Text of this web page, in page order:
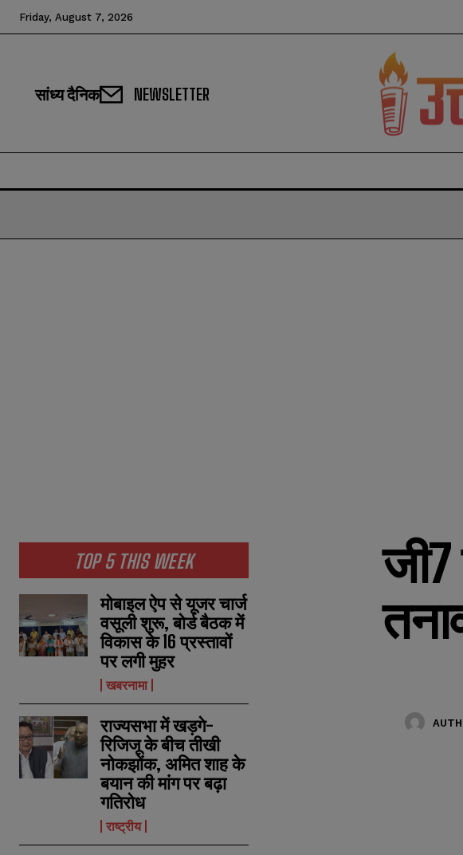
Friday, August 7, 2026
सांध्य दैनिक NEWSLETTER
TOP 5 THIS WEEK
मोबाइल ऐप से यूजर चार्ज
वसूली शुरू, बोर्ड बैठक में
विकास के 16 प्रस्तावों
पर लगी मुहर
खबरनामा
राज्यसभा में खड़गे-
रिजिजू के बीच तीखी
नोकझोंक, अमित शाह के
बयान की मांग पर बढ़ा
गतिरोध
राष्ट्रीय
जी7